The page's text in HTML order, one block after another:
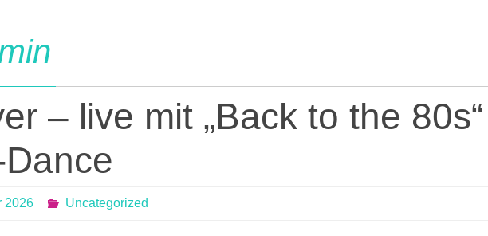
– live mit „Back to the 80s“
2026 Uncategorized